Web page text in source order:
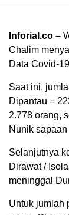
Inforial.co –
Chalim
Data Covid-
Saat ini,
Dipantau =
2.778 orang,
Nunik
Selanjutnya
Dirawat /
meninggal
Untuk jumlah